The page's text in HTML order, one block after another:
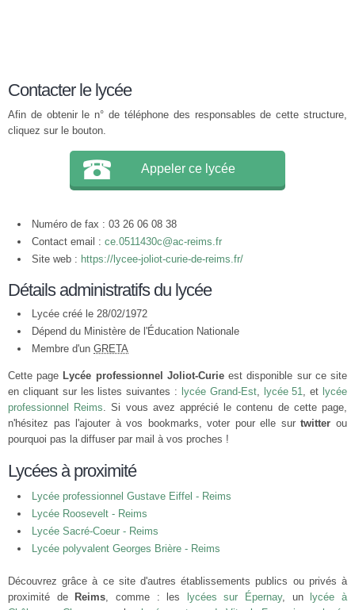
Contacter le lycée
Afin de obtenir le n° de téléphone des responsables de cette structure,
cliquez sur le bouton.
Appeler ce lycée
Numéro de fax : 03 26 06 08 38
Contact email : ce.0511430c@ac-reims.fr
Site web : https://lycee-joliot-curie-de-reims.fr/
Détails administratifs du lycée
Lycée créé le 28/02/1972
Dépend du Ministère de l'Éducation Nationale
Membre d'un GRETA
Cette page Lycée professionnel Joliot-Curieest disponible sur ce site
en cliquant sur les listes suivantes : lycée Grand-Est, lycée 51, et lycée
professionnel Reims. Si vous avez apprécié le contenu de cette page,
n'hésitez pas l'ajouter à vos bookmarks, voter pour elle surtwitter ou
pourquoi pas la diffuser par mail à vos proches !
Lycées à proximité
Lycée professionnel Gustave Eiffel - Reims
Lycée Roosevelt - Reims
Lycée Sacré-Coeur - Reims
Lycée polyvalent Georges Brière - Reims
Découvrez grâce à ce site d'autres établissements publics ou privés à
proximité de
Reims, comme : les lycées sur Épernay, un
lycée à